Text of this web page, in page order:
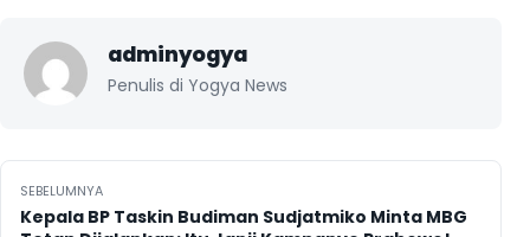
adminyogya
Penulis di Yogya News
Navigasi pos
SEBELUMNYA
Kepala BP Taskin Budiman Sudjatmiko Minta MBG